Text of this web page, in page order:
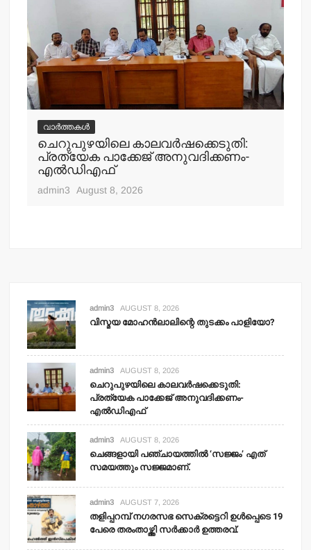
വാർത്തകൾ
ചെറുപുഴയിലെ കാലവര്‍ഷക്കെടുതി:
പ്രത്യേക പാക്കേജ് അനുവദിക്കണം-
എല്‍ഡിഎഫ്
admin3 August 8, 2026
admin3 AUGUST 8, 2026
വിസ്മയ മോഹന്‍ലാലിന്റെ തുടക്കം പാളിയോ?
admin3 AUGUST 8, 2026
ചെറുപുഴയിലെ കാലവര്‍ഷക്കെടുതി:
പ്രത്യേക പാക്കേജ് അനുവദിക്കണം-
എല്‍ഡിഎഫ്
admin3 AUGUST 8, 2026
ചെങ്ങളായി പഞ്ചായത്തില്‍ ‘സജ്ജം’ എത്
സമയത്തും സജ്ജമാണ്.
admin3 AUGUST 7, 2026
തളിപ്പറമ്പ് നഗരസഭ സെക്രട്ടെറി ഉള്‍പ്പെടെ 19
പേരെ തരംതാഴ്ത്തി സര്‍ക്കാര്‍ ഉത്തരവ്.